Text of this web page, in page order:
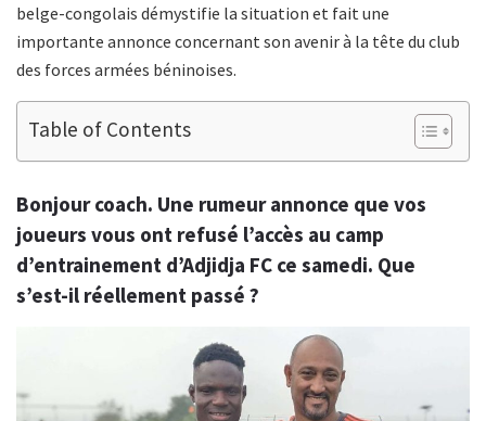
belge-congolais démystifie la situation et fait une
importante annonce concernant son avenir à la tête du club
des forces armées béninoises.
Table of Contents
Bonjour coach. Une rumeur annonce que vos
joueurs vous ont refusé l’accès au camp
d’entrainement d’Adjidja FC ce samedi. Que
s’est-il réellement passé ?